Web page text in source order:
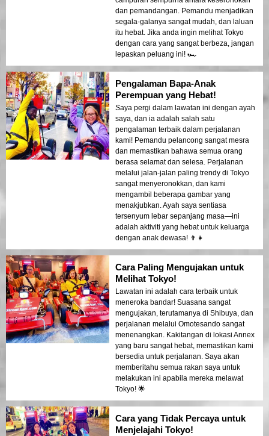
dan pemandangan. Pemandu menjadikan
segala-galanya sangat mudah, dan laluan
itu hebat. Jika anda ingin melihat Tokyo
dengan cara yang sangat berbeza, jangan
lepaskan peluang ini! 🏎️
Pengalaman Bapa-Anak
Perempuan yang Hebat!
Saya pergi dalam lawatan ini dengan ayah
saya, dan ia adalah salah satu
pengalaman terbaik dalam perjalanan
kami! Pemandu pelancong sangat mesra
dan memastikan bahawa semua orang
berasa selamat dan selesa. Perjalanan
melalui jalan-jalan paling trendy di Tokyo
sangat menyeronokkan, dan kami
mengambil beberapa gambar yang
menakjubkan. Ayah saya sentiasa
tersenyum lebar sepanjang masa—ini
adalah aktiviti yang hebat untuk keluarga
dengan anak dewasa! 👨‍👧
Cara Paling Mengujakan untuk
Melihat Tokyo!
Lawatan ini adalah cara terbaik untuk
meneroka bandar! Suasana sangat
mengujakan, terutamanya di Shibuya, dan
perjalanan melalui Omotesando sangat
menenangkan. Kakitangan di lokasi Annex
yang baru sangat hebat, memastikan kami
bersedia untuk perjalanan. Saya akan
memberitahu semua rakan saya untuk
melakukan ini apabila mereka melawat
Tokyo! 🌟
Cara yang Tidak Percaya untuk
Menjelajahi Tokyo!